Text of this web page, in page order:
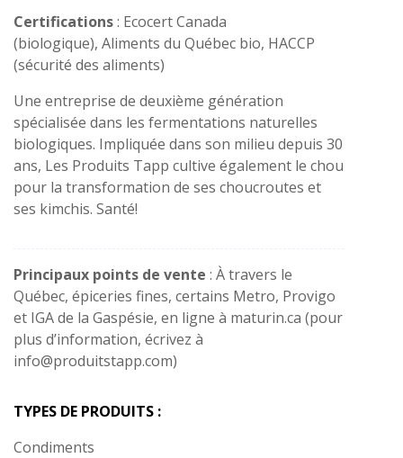
Certifications: Ecocert Canada
(biologique), Aliments du Québec bio, HACCP
(sécurité des aliments)
Une entreprise de deuxième génération
spécialisée dans les fermentations naturelles
biologiques. Impliquée dans son milieu depuis 30
ans, Les Produits Tapp cultive également le chou
pour la transformation de ses choucroutes et
ses kimchis. Santé!
Principaux points de vente : À travers le
Québec, épiceries fines, certains Metro, Provigo
et IGA de la Gaspésie, en ligne à maturin.ca (pour
plus d’information, écrivez à
info@produitstapp.com)
TYPES DE PRODUITS :
Condiments